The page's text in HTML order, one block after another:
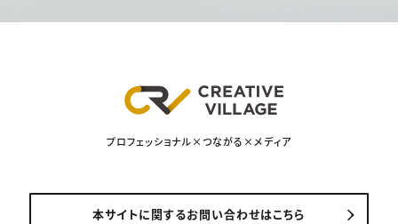
プロフェッショナル×つながる×メディア
本サイトに関するお問い合わせはこちら